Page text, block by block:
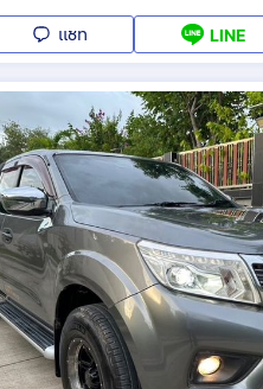
แชท LINE